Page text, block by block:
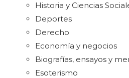
Historia y Ciencias
Deportes
Derecho
Economía y negocios
Biografías, ensayos y
Esoterismo